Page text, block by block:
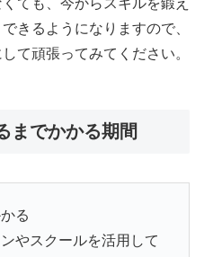
きるようになりますので、
て頑張ってみてください。
までかかる期間
る
やスクールを活用して